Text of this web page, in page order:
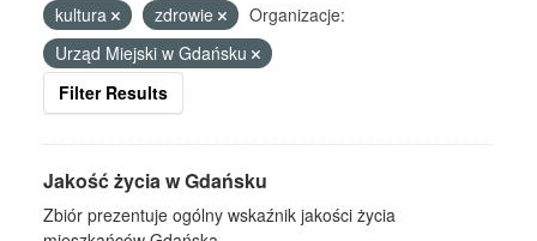
kultura
zdrowie
Organizacje:
Urząd Miejski w Gdańsku
Filter Results
Jakość życia w Gdańsku
Zbiór prezentuje ogólny wskaźnik jakości życia